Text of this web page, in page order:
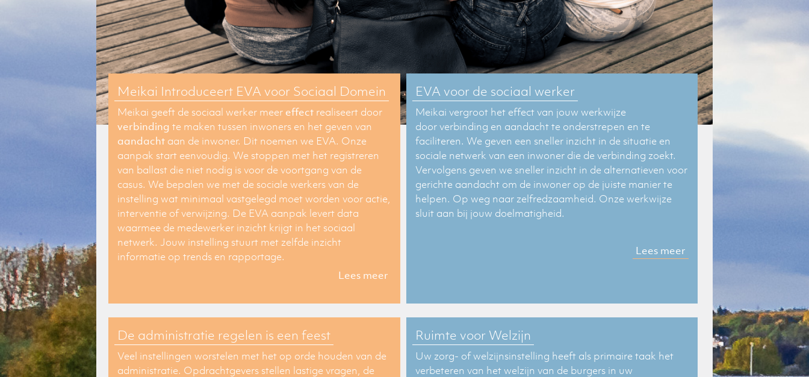
Meikai Introduceert EVA voor Sociaal Domein
Meikai geeft de sociaal werker meer effect realiseert door
verbinding te maken tussen inwoners en het geven van
aandacht aan de inwoner. Dit noemen we EVA. Onze
aanpak start eenvoudig. We stoppen met het registreren
van ballast die niet nodig is voor de voortgang van de
casus. We bepalen we met de sociale werkers van de
instelling wat minimaal vastgelegd moet worden voor actie,
interventie of verwijzing. De EVA aanpak levert data
waarmee de medewerker inzicht krijgt in het sociaal
netwerk. Jouw instelling stuurt met zelfde inzicht
informatie op trends en rapportage.
Lees meer
EVA voor de sociaal werker
Meikai vergroot het effectvan jouw werkwijze
doorverbinding en aandachtte onderstrepen en te
faciliteren. We geven een sneller inzicht in de situatie en
sociale netwerk van een inwoner die de verbinding zoekt.
Vervolgens geven we sneller inzicht in de alternatieven voor
gerichte aandacht om de inwoner op de juiste manier te
helpen. Op weg naar zelfredzaamheid. Onze werkwijze
sluit aan bij jouw doelmatigheid.
Lees meer
De administratie regelen is een feest
Veel instellingen worstelen met het op orde houden van de
administratie. Opdrachtgevers stellen lastige vragen, de
Ruimte voor Welzijn
Uw zorg- of welzijnsinstelling heeft als primaire taak het
verbeteren van het welzijn van de burgers in uw